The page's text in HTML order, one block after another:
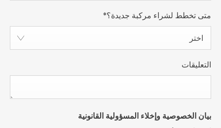
متى تخطط لشراء مركبة جديدة؟*
اختر
التعليقات
بيان الخصوصية وإخلاء المسؤولية القانونية